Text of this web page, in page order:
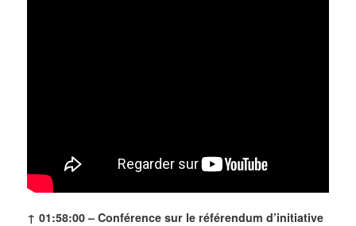
↑ 01:58:00 – Conférence sur le référendum d’initiative